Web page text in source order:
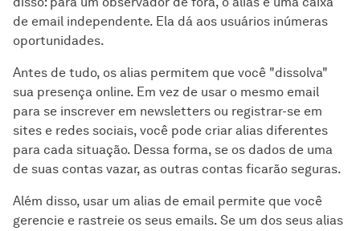
de email independente. Ela dá aos usuários inúmeras
oportunidades.
Antes de tudo, os alias permitem que você "dissolva"
sua presença online. Em vez de usar o mesmo email
para se inscrever em newsletters ou registrar-se em
sites e redes sociais, você pode criar alias diferentes
para cada situação. Dessa forma, se os dados de uma
de suas contas vazar, as outras contas ficarão seguras.
Além disso, usar um alias de email permite que você
gerencie e rastreie os seus emails. Se um dos seus alias